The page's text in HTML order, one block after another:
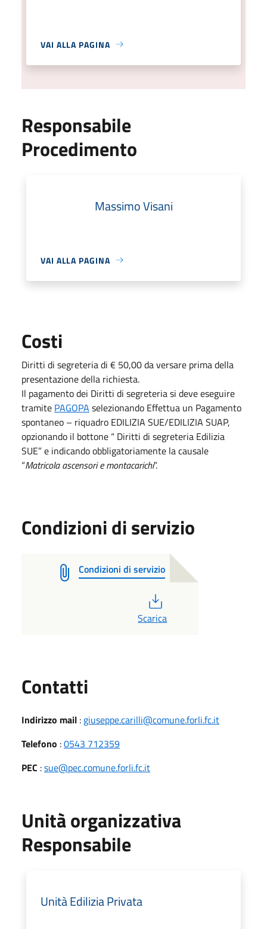
VAI ALLA PAGINA
Responsabile
Procedimento
Massimo Visani
VAI ALLA PAGINA
Costi
Diritti di segreteria di € 50,00 da versare prima della
presentazione della richiesta.
Il pagamento dei Diritti di segreteria si deve eseguire
tramite PAGOPA selezionando Effettua un Pagamento
spontaneo – riquadro EDILIZIA SUE/EDILIZIA SUAP,
opzionando il bottone “ Diritti di segreteria Edilizia
SUE” e indicando obbligatoriamente la causale
“Matricola ascensori e montacarichi”.
Condizioni di servizio
Condizioni di servizio
Scarica
Contatti
Indirizzo mail : giuseppe.carilli@comune.forli.fc.it
Telefono :0543 712359
PEC :sue@pec.comune.forli.fc.it
Unità organizzativa
Responsabile
Unità Edilizia Privata